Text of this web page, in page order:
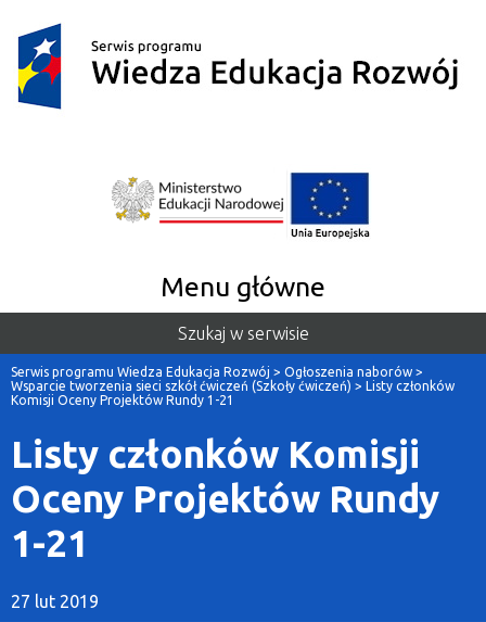
Menu główne
Szukaj w serwisie
Serwis programu Wiedza Edukacja Rozwój > Ogłoszenia naborów >
Wsparcie tworzenia sieci szkół ćwiczeń (Szkoły ćwiczeń) > Listy członków
Komisji Oceny Projektów Rundy 1-21
Listy członków Komisji
Oceny Projektów Rundy
1-21
27 lut 2019